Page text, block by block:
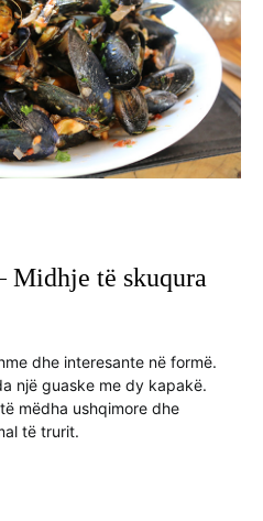
Midhje të skuqura
dhe interesante në formë.
një guaske me dy kapakë.
mëdha ushqimore dhe
të trurit.